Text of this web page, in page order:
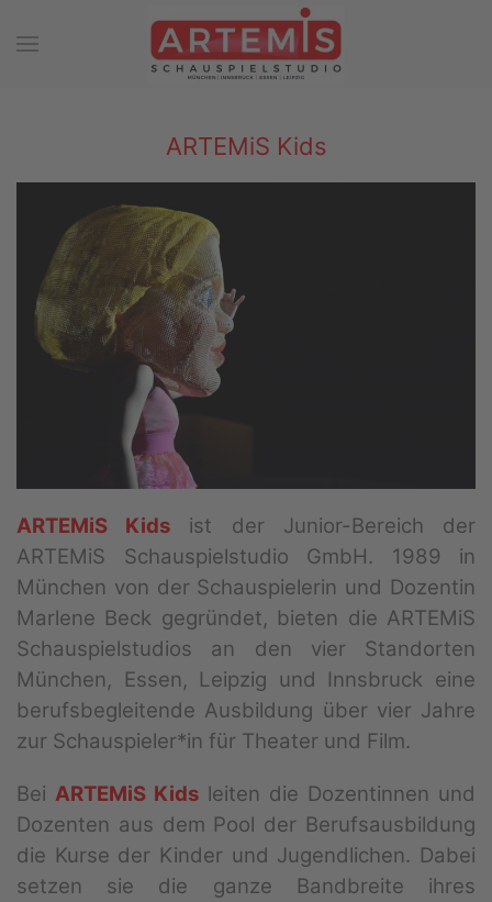
Zum Hauptinhalt springen
ARTEMiS Kids
ARTEMiS Kids ist der Junior-Bereich der
ARTEMiS Schauspielstudio GmbH. 1989 in
München von der Schauspielerin und Dozentin
Marlene Beck gegründet, bieten die ARTEMiS
Schauspielstudios an den vier Standorten
München, Essen, Leipzig und Innsbruck eine
berufsbegleitende Ausbildung über vier Jahre
zur Schauspieler*in für Theater und Film.
Bei ARTEMiS Kids leiten die Dozentinnen und
Dozenten aus dem Pool der Berufsausbildung
die Kurse der Kinder und Jugendlichen. Dabei
setzen sie die ganze Bandbreite ihres